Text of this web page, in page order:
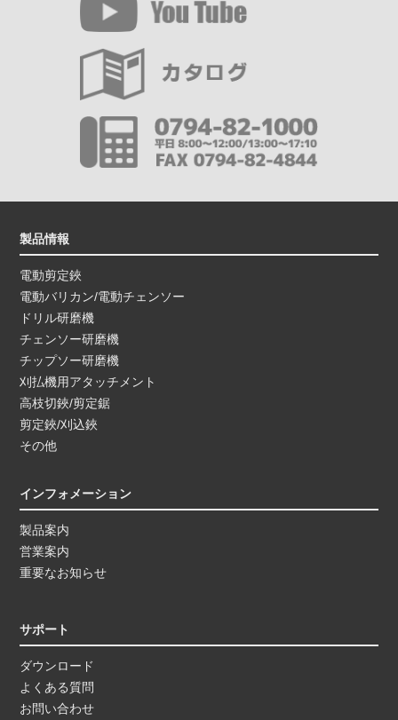
製品情報
電動剪定鋏
電動バリカン/電動チェンソー
ドリル研磨機
チェンソー研磨機
チップソー研磨機
刈払機用アタッチメント
高枝切鋏/剪定鋸
剪定鋏/刈込鋏
その他
インフォメーション
製品案内
営業案内
重要なお知らせ
サポート
ダウンロード
よくある質問
お問い合わせ